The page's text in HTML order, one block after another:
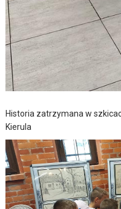
Historia zatrzymana w
Kierula